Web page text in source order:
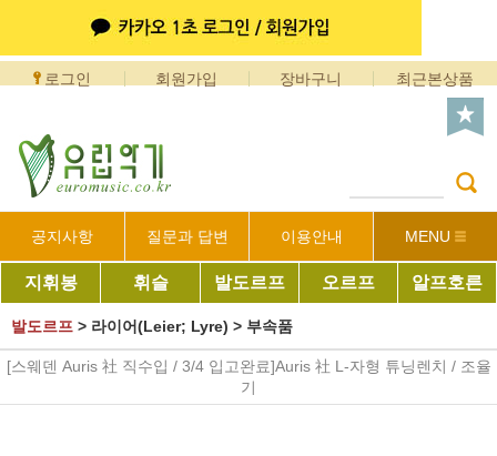
로그인 회원가입 장바구니 최근본상품
공지사항 질문과 답변 이용안내 MENU
지휘봉 휘슬 발도르프 오르프 알프호른
발도르프 > 라이어(Leier; Lyre) > 부속품
[스웨덴 Auris 社 직수입 / 3/4 입고완료]Auris 社 L-자형 튜닝렌치 / 조율
기